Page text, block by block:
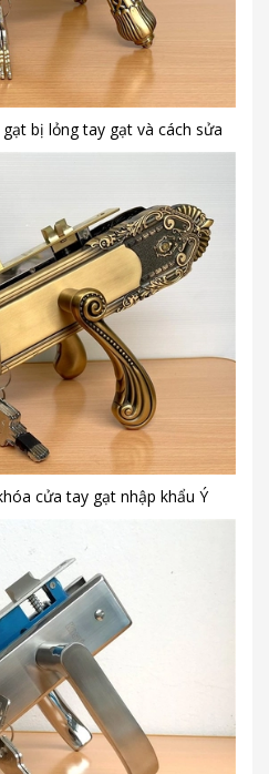
bị lỏng tay gạt và cách sửa
cửa tay gạt nhập khẩu Ý